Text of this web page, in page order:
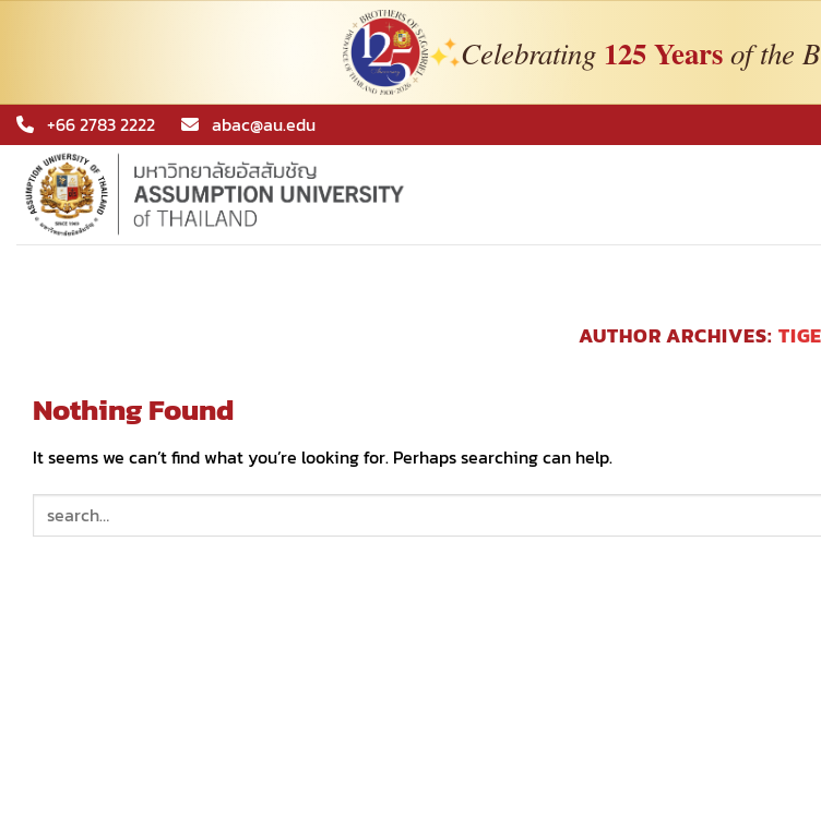
Celebrating 125 Yearsof the
Skip
to
content
+66 2783 2222 abac@au.edu
AUTHOR ARCHIVES:
Nothing Found
It seems we can’t find what you’re looking for. Perhaps searching can help.